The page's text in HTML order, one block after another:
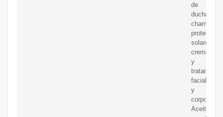
de
ducha,
champús,
protectores
solares,
cremas
y
faciales
y
corporales,
Aceites